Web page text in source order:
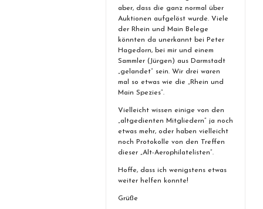
aber, dass die ganz normal über
Auktionen aufgelöst wurde. Viele
der Rhein und Main Belege
könnten da unerkannt bei Peter
Hagedorn, bei mir und einem
Sammler (Jürgen) aus Darmstadt
„gelandet“ sein. Wir drei waren
mal so etwas wie die „Rhein und
Main Spezies“.
Vielleicht wissen einige von den
„altgedienten Mitgliedern“ ja noch
etwas mehr, oder haben vielleicht
noch Protokolle von den Treffen
dieser „Alt-Aerophilatelisten“.
Hoffe, dass ich wenigstens etwas
weiter helfen konnte!
Grüße